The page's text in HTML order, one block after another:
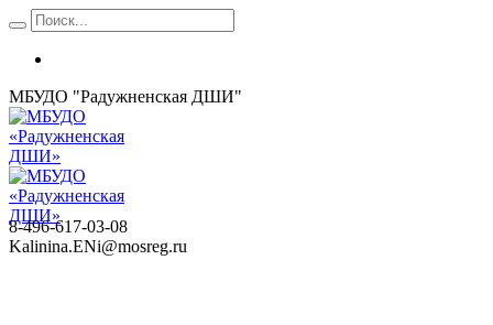
МБУДО "Радужненская ДШИ"
8-496-617-03-08
Kalinina.ENi@mosreg.ru